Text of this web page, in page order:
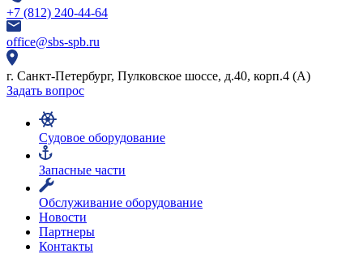
+7 (812) 240-44-64
office@sbs-spb.ru
г. Санкт-Петербург, Пулковское шоссе, д.40, корп.4 (А)
Задать вопрос
Судовое оборудование
Запасные части
Обслуживание оборудование
Новости
Партнеры
Контакты